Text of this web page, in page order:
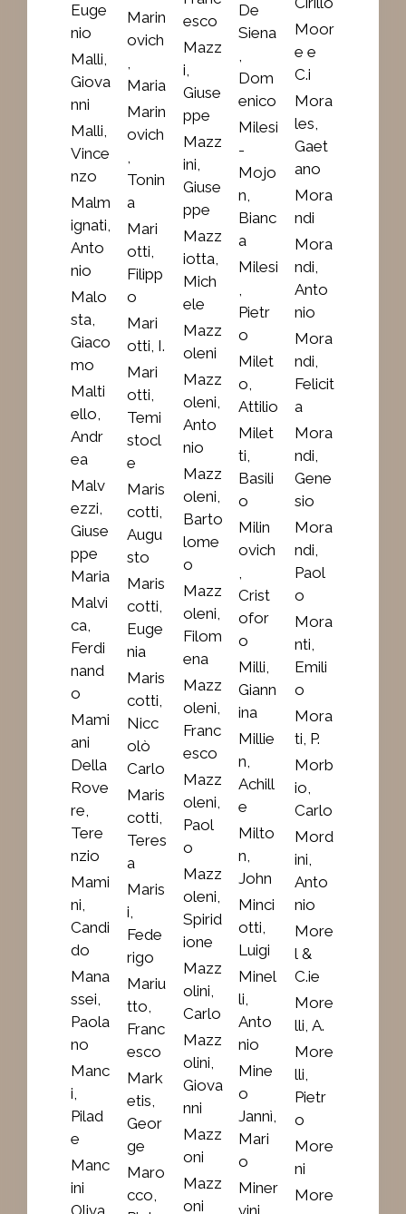
Euge
nio
Malli,
Giova
nni
Malli,
Vince
nzo
Malm
ignati,
Anto
nio
Malo
sta,
Giaco
mo
Malti
ello,
Andr
ea
Malv
ezzi,
Giuse
ppe
Maria
Malvi
ca,
Ferdi
nand
o
Mami
ani
Della
Rove
re,
Tere
nzio
Mami
ni,
Candi
do
Mana
ssei,
Paola
no
Manc
i,
Pilad
e
Manc
ini
Oliva,
Marin
ovich
Maria
Marin
ovich
Tonin
a
Mari
otti,
Filipp
o
Mari
otti, I.
Mari
otti,
Temi
stocl
e
Maris
cotti,
Augu
sto
Maris
cotti,
Euge
nia
Maris
cotti,
Nicc
olò
Carlo
Maris
cotti,
Teres
a
Maris
i,
Fede
rigo
Mariu
tto,
Franc
esco
Mark
etis,
Geor
ge
Maro
cco,
esco
Mazz
i,
Giuse
ppe
Mazz
ini,
Giuse
ppe
Mazz
iotta,
Mich
ele
Mazz
oleni
Mazz
oleni,
Anto
nio
Mazz
oleni,
Barto
lome
o
Mazz
oleni,
Filom
ena
Mazz
oleni,
Franc
esco
Mazz
oleni,
Paol
o
Mazz
oleni,
Spirid
ione
Mazz
olini,
Carlo
Mazz
olini,
Giova
nni
Mazz
oni
Mazz
oni
De
Siena
Dom
enico
Milesi
-
Mojo
n,
Bianc
a
Milesi
Pietr
o
Milet
o,
Attilio
Milet
ti,
Basili
o
Milin
ovich
Crist
ofor
o
Milli,
Giann
ina
Millie
n,
Achill
e
Milto
n,
John
Minci
otti,
Luigi
Minel
li,
Anto
nio
Mine
o
Jannì,
Mari
o
Miner
vini,
Moor
e e
C.i
Mora
les,
Gaet
ano
Mora
ndi
Mora
ndi,
Anto
nio
Mora
ndi,
Felicit
a
Mora
ndi,
Gene
sio
Mora
ndi,
Paol
o
Mora
nti,
Emili
o
Mora
ti, P.
Morb
io,
Carlo
Mord
ini,
Anto
nio
More
l &
C.ie
More
lli, A.
More
lli,
Pietr
o
More
ni
More